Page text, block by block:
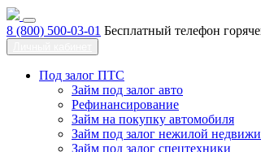
8 (800) 500-03-01 Бесплатный телефон
Под залог ПТС
Займ под залог авто
Рефинансирование
Займ на покупку автомобиля
Займ под залог нежилой
Займ под залог спецтехники